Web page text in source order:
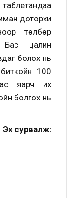
доторхи
төлбөр
Бас цалин
болох нь
100
яарч их
болгох нь
Эх сурвалж: